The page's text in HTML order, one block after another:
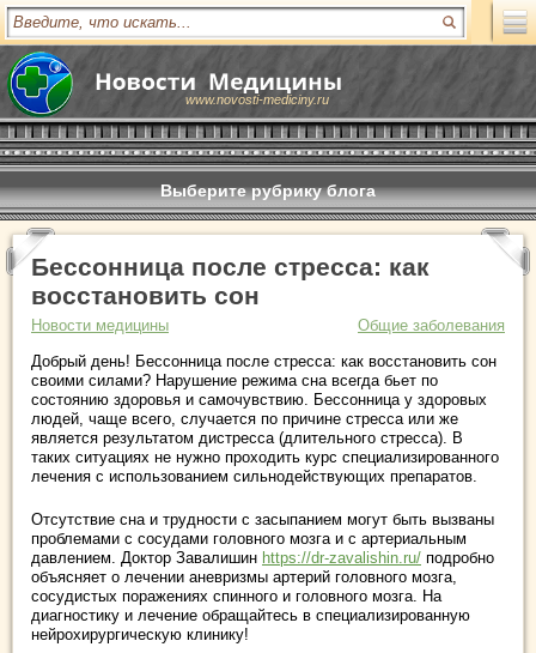
www.novosti-mediciny.ru
Выберите рубрику блога
Бессонница после стресса: как
восстановить сон
Новости медицины
Общие заболевания
Добрый день! Бессонница после стресса: как восстановить сон
своими силами? Нарушение режима сна всегда бьет по
состоянию здоровья и самочувствию. Бессонница у здоровых
людей, чаще всего, случается по причине стресса или же
является результатом дистресса (длительного стресса). В
таких ситуациях не нужно проходить курс специализированного
лечения с использованием сильнодействующих препаратов.
Отсутствие сна и трудности с засыпанием могут быть вызваны
проблемами с сосудами головного мозга и с артериальным
давлением. Доктор Завалишин https://dr-zavalishin.ru/ подробно
объясняет о лечении аневризмы артерий головного мозга,
сосудистых поражениях спинного и головного мозга. На
диагностику и лечение обращайтесь в специализированную
нейрохирургическую клинику!